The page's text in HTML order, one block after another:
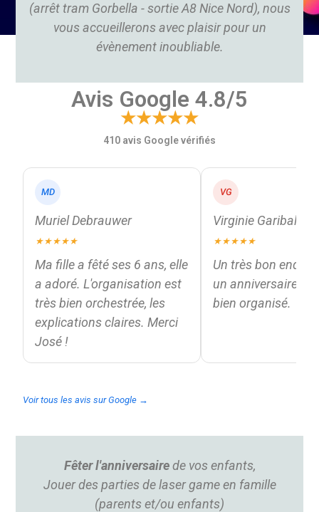
(arrêt tram Gorbella - sortie A8 Nice Nord), nous
vous accueillerons avec plaisir pour un
évènement inoubliable.
Avis Google 4.8/5
★★★★★
410 avis Google vérifiés
MD
Muriel Debrauwer
★★★★★
Ma fille a fêté ses 6 ans, elle
a adoré. L'organisation est
très bien orchestrée, les
explications claires. Merci
José !
VG
Virginie Garibaldi
★★★★★
Un très bon
un anniversaire,
bien organisé.
Voir tous les avis sur Google →
Fêter l'anniversairede vos enfants,
Jouer des parties de laser game en famille
(parents et/ou enfants)